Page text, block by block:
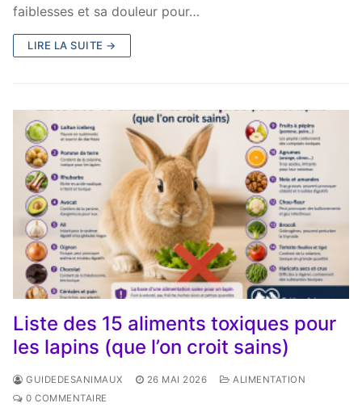
faiblesses et sa douleur pour…
LIRE LA SUITE →
Liste des 15 aliments toxiques pour
les lapins (que l’on croit sains)
GUIDEDESANIMAUX 26 MAI 2026
ALIMENTATION
0 COMMENTAIRE